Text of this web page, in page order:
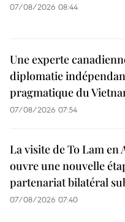
07/08/2026 08:44
Une experte
diplomatie
pragmatique du
07/08/2026 07:54
La visite de To Lam en
ouvre une nouvelle
partenariat bilatéral
07/08/2026 07:40